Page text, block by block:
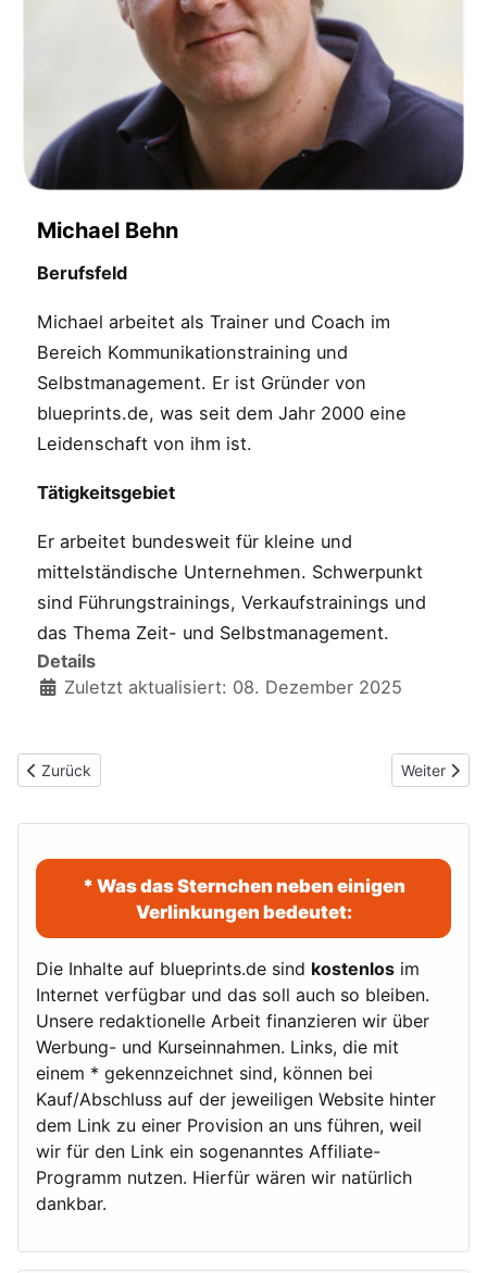
Michael Behn
Berufsfeld
Michael arbeitet als Trainer und Coach im
Bereich Kommunikationstraining und
Selbstmanagement. Er ist Gründer von
blueprints.de, was seit dem Jahr 2000 eine
Leidenschaft von ihm ist.
Tätigkeitsgebiet
Er arbeitet bundesweit für kleine und
mittelständische Unternehmen. Schwerpunkt
sind Führungstrainings, Verkaufstrainings und
das Thema Zeit- und Selbstmanagement.
Details
Zuletzt aktualisiert: 08. Dezember 2025
Vorheriger Beitrag: Aufgabe: Wortkaskade von Wasser bis
Zurück Nächster
Weiter
* Was das Sternchen neben einigen
Verlinkungen bedeutet:
Die Inhalte auf blueprints.de sind kostenlos im
Internet verfügbar und das soll auch so bleiben.
Unsere redaktionelle Arbeit finanzieren wir über
Werbung- und Kurseinnahmen. Links, die mit
einem * gekennzeichnet sind, können bei
Kauf/Abschluss auf der jeweiligen Website hinter
dem Link zu einer Provision an uns führen, weil
wir für den Link ein sogenanntes Affiliate-
Programm nutzen. Hierfür wären wir natürlich
dankbar.